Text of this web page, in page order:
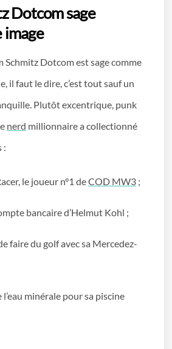
Dotcom sage
image
Schmitz Dotcom est sage comme
il faut le dire, c’est tout sauf un
Plutôt excentrique, punk
nerd millionnaire a collectionné
:
le joueur n°1 deCOD MW3 ;
bancaire d’Helmut Kohl ;
faire du golf avec sa Mercedez-
minérale pour sa piscine